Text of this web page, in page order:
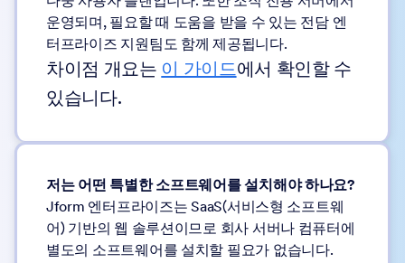
운영되며, 필요할 때 도움을 받을 수 있는 전담 엔
터프라이즈 지원팀도 함께 제공됩니다.
차이점 개요는 이 가이드에서 확인할 수
있습니다.
저는 어떤 특별한 소프트웨어를 설치해야 하나요?
Jform 엔터프라이즈는 SaaS(서비스형 소프트웨
어) 기반의 웹 솔루션이므로 회사 서버나 컴퓨터에
별도의 소프트웨어를 설치할 필요가 없습니다.